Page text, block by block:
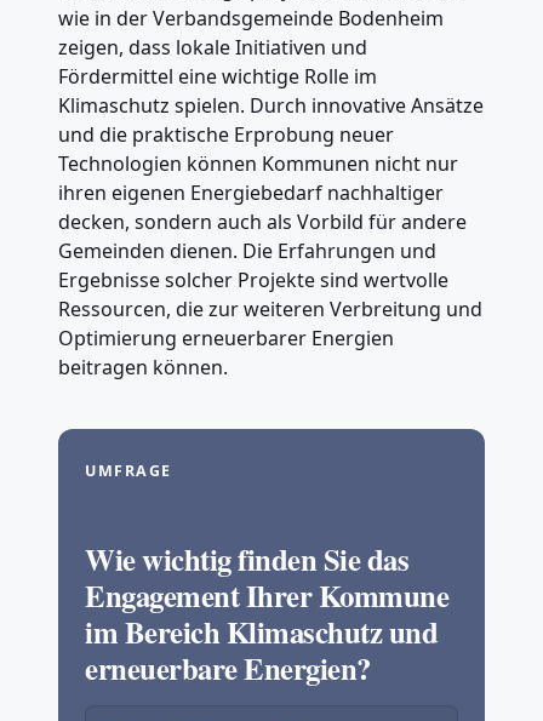
wie in der Verbandsgemeinde Bodenheim
zeigen, dass lokale Initiativen und
Fördermittel eine wichtige Rolle im
Klimaschutz spielen. Durch innovative Ansätze
und die praktische Erprobung neuer
Technologien können Kommunen nicht nur
ihren eigenen Energiebedarf nachhaltiger
decken, sondern auch als Vorbild für andere
Gemeinden dienen. Die Erfahrungen und
Ergebnisse solcher Projekte sind wertvolle
Ressourcen, die zur weiteren Verbreitung und
Optimierung erneuerbarer Energien
beitragen können.
UMFRAGE
Wie wichtig finden Sie das
Engagement Ihrer Kommune
im Bereich Klimaschutz und
erneuerbare Energien?